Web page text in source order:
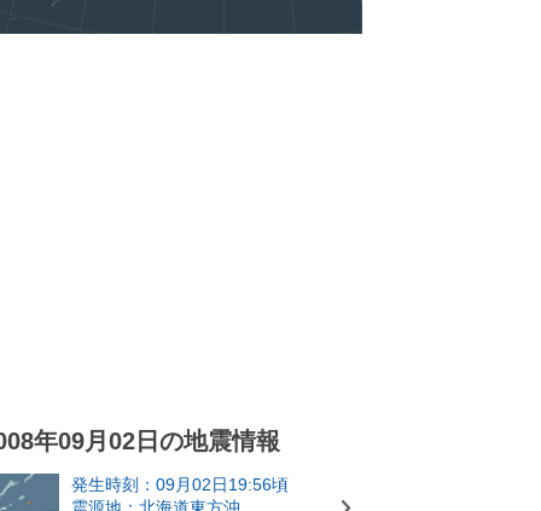
年09月02日の地震情報
発生時刻：09月02日19:56頃
震源地：北海道東方沖